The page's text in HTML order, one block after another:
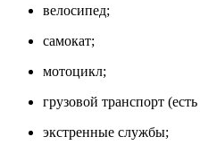
велосипед;
самокат;
мотоцикл;
грузовой транспорт (есть
экстренные службы;